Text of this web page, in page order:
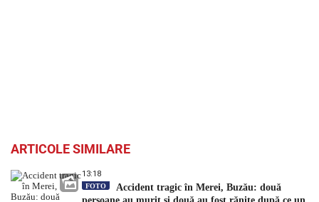
ARTICOLE SIMILARE
13:18
FOTO
Accident tragic în Merei, Buzău: două